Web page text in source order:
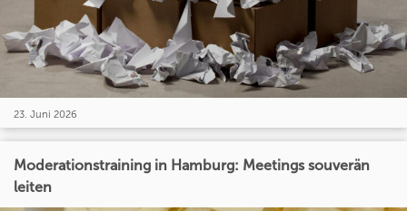
23. Juni 2026
Moderationstraining in Hamburg: Meetings souverän
leiten